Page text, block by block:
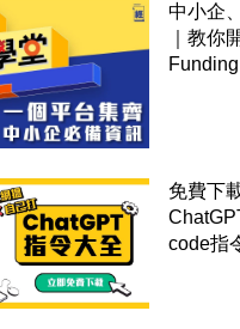
中小企
｜教你
免費下
code指